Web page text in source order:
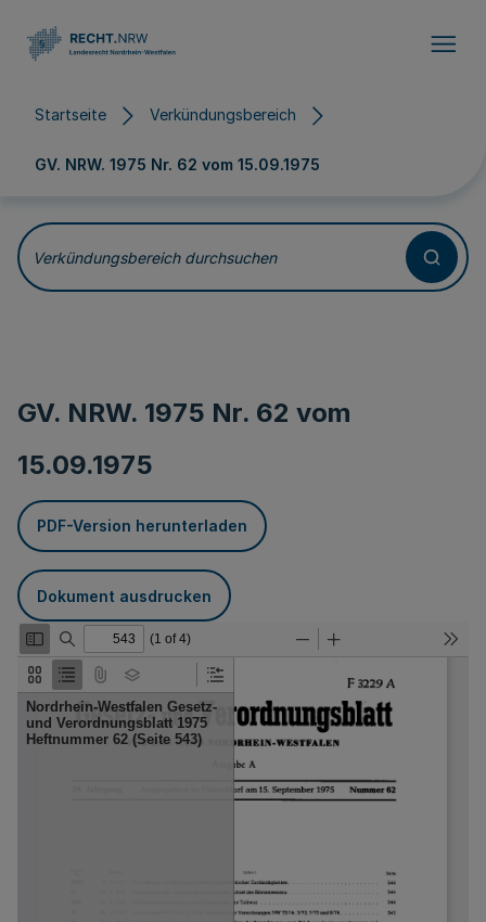
Startseite Verkündungsbereich
GV. NRW. 1975 Nr. 62 vom 15.09.1975
Verkündungsbereich durchsuchen
GV. NRW. 1975 Nr. 62 vom
15.09.1975
PDF-Version herunterladen
Dokument ausdrucken